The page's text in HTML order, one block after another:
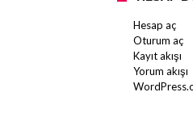
Hesap aç
Oturum aç
Kayıt akışı
Yorum akışı